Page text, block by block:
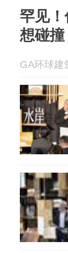
罕见
想碰撞
GA环球建